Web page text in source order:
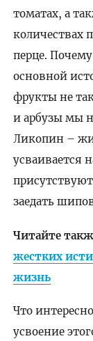
томатах, а
количествах
перце.
основной
фрукты не
и арбузы мы
Ликопин –
усваивается
заедать
Читайте
жестких
жизнь
Что
усвоение